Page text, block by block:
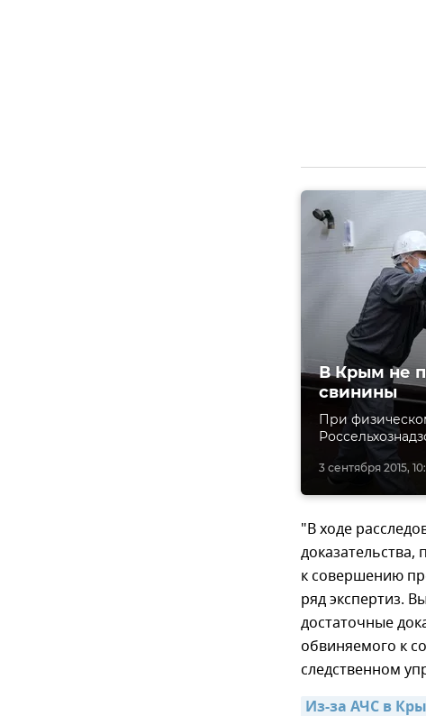
3 сентября 2015,
В Крым не
свинины
При
"В ходе
к совершению
ряд экспертиз.
достаточные
обвиняемого к
следственном
Из-за АЧС в